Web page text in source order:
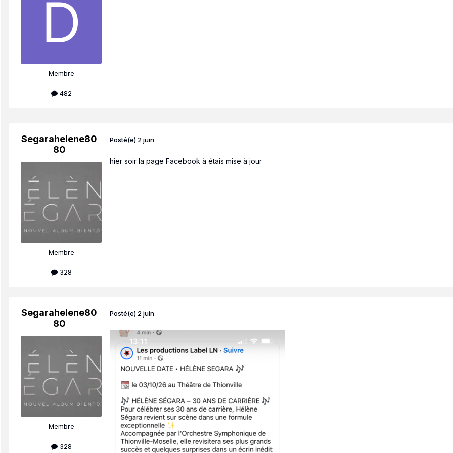
Membre
482
Segarahelene80
80
Membre
328
Posté(e) 2 juin
hier soir la page Facebook à étais mise à jour
Segarahelene80
80
Membre
328
Posté(e) 2 juin